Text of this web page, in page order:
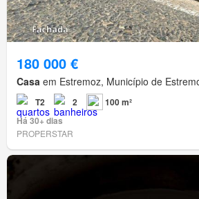
180 000 €
Casa em Estremoz, Município de
T2 2
100 m²
Há 30+ dias
PROPERSTAR